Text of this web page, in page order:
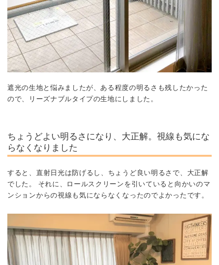
遮光の生地と悩みましたが、ある程度の明るさも残したかった
ので、リーズナブルタイプの生地にしました。
ちょうどよい明るさになり、大正解。視線も気にな
らなくなりました
すると、直射日光は防げるし、ちょうど良い明るさで、大正解
でした。 それに、ロールスクリーンを引いていると向かいのマ
ンションからの視線も気にならなくなったのでよかったです。